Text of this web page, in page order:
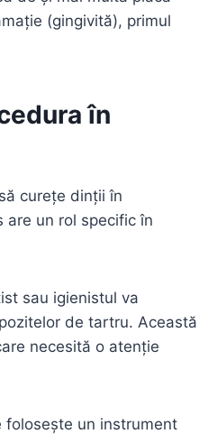
(gingivită), primul
în
curețe dinții în
are un rol specific în
sau igienistul va
de tartru. Această
necesită o atenție
folosește un instrument